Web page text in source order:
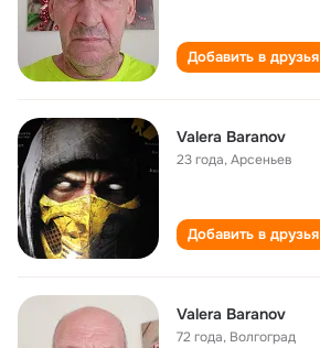
Добавить в друзья
Valera Baranov
23 года,Арсеньев
Добавить в друзья
Valera Baranov
72 года, Волгоград